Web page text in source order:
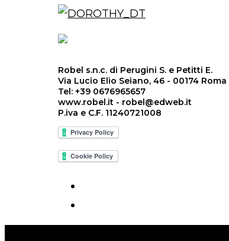
Robel s.n.c. di Perugini S. e Petitti E.
Via Lucio Elio Seiano, 46 - 00174 Roma
Tel: +39 0676965657
www.robel.it - robel@edweb.it
P.iva e C.F. 11240721008